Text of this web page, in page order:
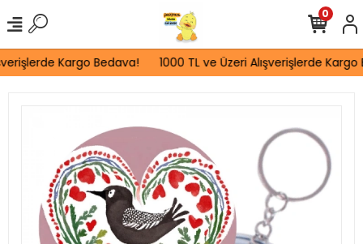
Kargo Bedava! 1000 TL ve Üzeri Alışverişlerde Kargo
0